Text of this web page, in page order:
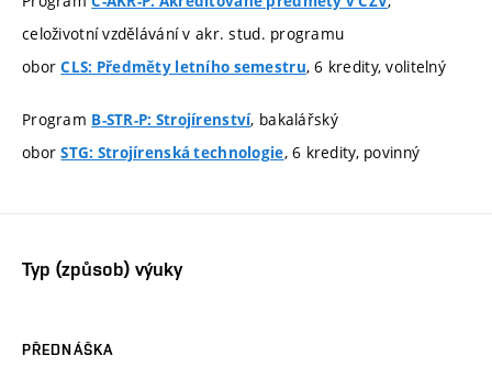
celoživotní vzdělávání v akr. stud. programu
oborCLS: Předměty letního semestru, 6 kredity, volitelný
Program B-STR-P: Strojírenství, bakalářský
oborSTG: Strojírenská technologie, 6 kredity, povinný
Typ (způsob) výuky
PŘEDNÁŠKA